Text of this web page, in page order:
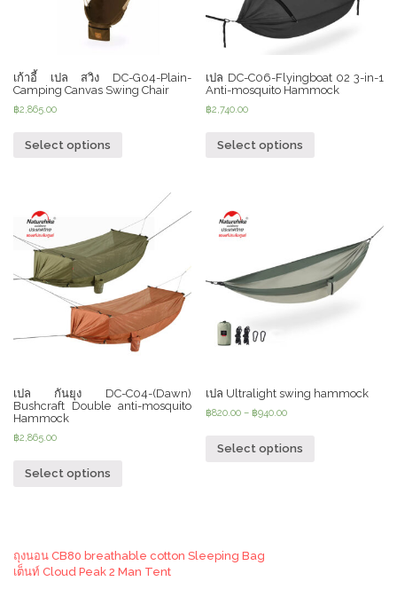
เก้าอี้ เปล สวิง DC-G04-Plain-
Camping Canvas Swing Chair
฿2,865.00
Select options
เปล DC-C06-Flyingboat 02 3-in-1
Anti-mosquito Hammock
฿2,740.00
Select options
เปล กันยุง DC-C04-(Dawn)
Bushcraft Double anti-mosquito
Hammock
฿2,865.00
Select options
เปล Ultralight swing hammock
฿820.00 – ฿940.00
Select options
ถุงนอน CB80 breathable cotton Sleeping Bag
เต็นท์ Cloud Peak 2 Man Tent